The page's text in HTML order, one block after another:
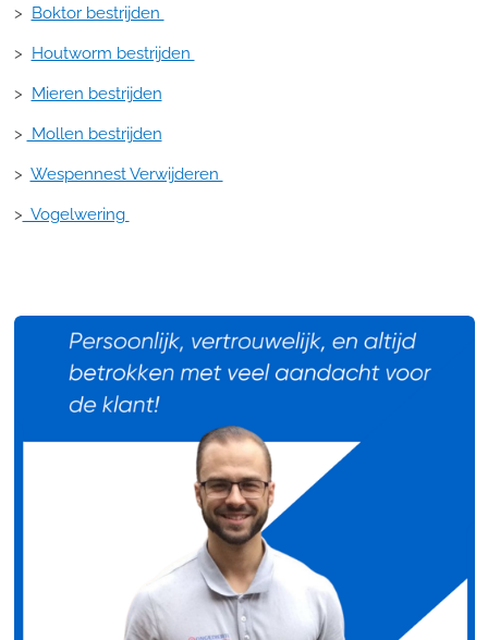
> Boktor bestrijden
> Houtworm bestrijden
> Mieren bestrijden
> Mollen bestrijden
> Wespennest Verwijderen
> Vogelwering